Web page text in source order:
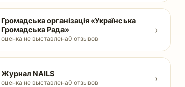
Громадська організація «Українська
Громадська Рада»
оценка не выставлена0 отзывов
›
Журнал NAILS
оценка не выставлена0 отзывов ›